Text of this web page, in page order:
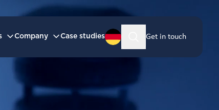
Company Case studies Get in touch